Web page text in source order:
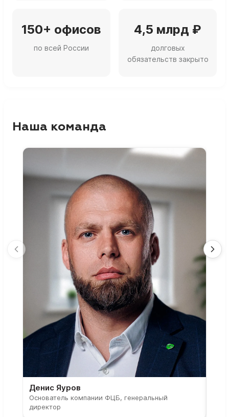
150+ офисов
по всей России
4,5 млрд ₽
долговых
обязательств закрыто
Наша команда
Денис Яуров
Основатель компании ФЦБ, генеральный
директор